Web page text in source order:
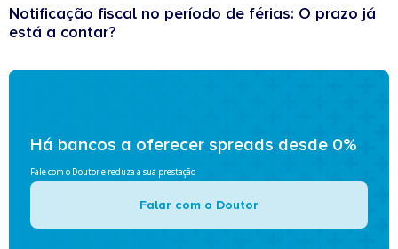
Notificação fiscal no período de férias: O prazo já
está a contar?
Há bancos a oferecer spreads desde 0%
Fale com o Doutor e reduza a sua prestação
Falar com o Doutor